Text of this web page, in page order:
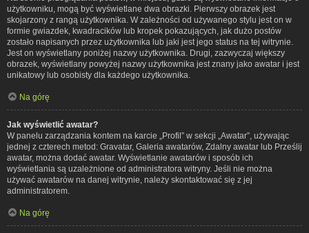
użytkowniku, mogą być wyświetlane dwa obrazki. Pierwszy obrazek jest
skojarzony z rangą użytkownika. W zależności od używanego stylu jest on w
formie gwiazdek, kwadracików lub kropek pokazujących, jak dużo postów
zostało napisanych przez użytkownika lub jaki jest jego status na tej witrynie.
Jest on wyświetlany poniżej nazwy użytkownika. Drugi, zazwyczaj większy
obrazek, wyświetlany powyżej nazwy użytkownika jest znany jako awatar i jest
unikatowy lub osobisty dla każdego użytkownika.
Na górę
Jak wyświetlić awatar?
W panelu zarządzania kontem na karcie „Profil” w sekcji „Awatar”, używając
jednej z czterech metod: Gravatar, Galeria awatarów, Zdalny awatar lub Prześlij
awatar, można dodać awatar. Wyświetlanie awatarów i sposób ich
wyświetlania są uzależnione od administratora witryny. Jeśli nie można
używać awatarów na danej witrynie, należy skontaktować się z jej
administratorem.
Na górę